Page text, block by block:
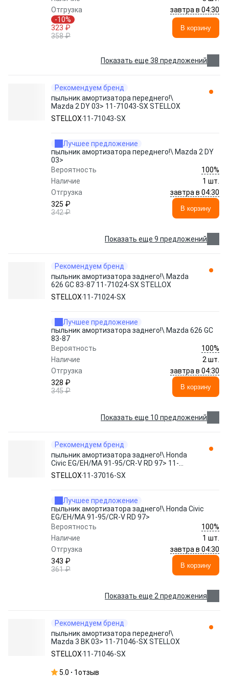
Отгрузка
завтра в 04:30
-10%
323 ₽
358 ₽
В корзину
Показать еще 38 предложений
Рекомендуем бренд
пыльник амортизатора переднего!\
Mazda 2 DY 03> 11-71043-SX STELLOX
STELLOX 11-71043-SX
Лучшее предложение
пыльник амортизатора переднего!\ Mazda 2 DY
03>
Вероятность
100%
Наличие
1 шт.
Отгрузка
завтра в 04:30
325 ₽
342 ₽
В корзину
Показать еще 9 предложений
Рекомендуем бренд
пыльник амортизатора заднего!\ Mazda
626 GC 83-87 11-71024-SX STELLOX
STELLOX 11-71024-SX
Лучшее предложение
пыльник амортизатора заднего!\ Mazda 626 GC
83-87
Вероятность
100%
Наличие
2 шт.
Отгрузка
завтра в 04:30
328 ₽
345 ₽
В корзину
Показать еще 10 предложений
Рекомендуем бренд
пыльник амортизатора заднего!\ Honda
Civic EG/EH/MA 91-95/CR-V RD 97> 11-
37016-SX STELLOX
STELLOX 11-37016-SX
Лучшее предложение
пыльник амортизатора заднего!\ Honda Civic
EG/EH/MA 91-95/CR-V RD 97>
Вероятность
100%
Наличие
1 шт.
Отгрузка
завтра в 04:30
343 ₽
361 ₽
В корзину
Показать еще 2 предложения
Рекомендуем бренд
пыльник амортизатора переднего!\
Mazda 3 BK 03> 11-71046-SX STELLOX
STELLOX 11-71046-SX
5.0 1отзыв